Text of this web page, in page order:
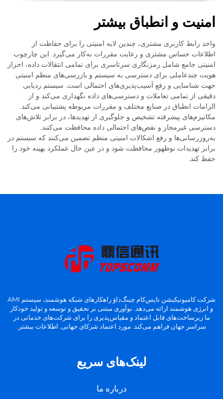
امنیت و انطباق بیشتر
واحد رابط کاربری مشتری، چندین لایه امنیتی را برای حفاظت از
اطلاعات حساس مشتری و رعایت مقررات به‌کار می‌گیرد. این چارچوب
امنیتی جامع شامل رمزنگاری سرتاسری برای تمامی انتقالات داده، احراز
هویت چندعاملی برای دسترسی به سیستم و بازرسی‌های منظم امنیتی
جهت شناسایی و رفع آسیب‌پذیری‌های احتمالی است. سیستم ردیابی
دقیقی از تمامی تعاملات و دسترسی‌های داده نگهداری می‌کند و از
الزامات انطباق در صنایع مختلف و مقررات مربوطه پشتیبانی می‌کند.
مکانیزم‌های پیشرفته تشخیص و جلوگیری از تهدیدها، در برابر تلاش‌های
دسترسی غیرمجاز و نقض‌های احتمالی داده محافظت می‌کنند.
به‌روزرسانی‌ها و رفع اشکالات امنیتی منظم تضمین می‌کنند که سیستم در
برابر تهدیدات نوظهور محافظت شود و در عین حال عملکرد بهینه خود را
حفظ کند.
شرکت کامیونیکیشن تاپس‌کام چینگ‌داؤ راهکارهای شبکه هوشمند، سیستم AMI
و انرژی هوشمند ارائه می‌دهد. نوآوری مبتنی بر تحقیق و توسعه و تولید خودکار
ما زیرساخت‌های قابل اعتماد و مقیاس‌پذیری را برای شرکت‌های خدماتی در
سراسر جهان فراهم می‌کند. مورد اعتماد شرکای جهانی. اطلاعات بیشتر.
لینک‌های سریع
درباره ما